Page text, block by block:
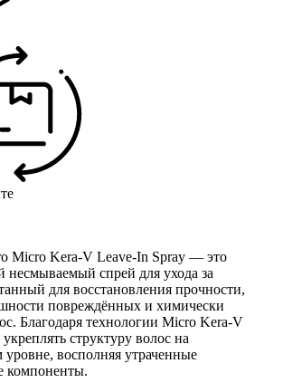
Micro Kera-V Leave-In Spray — это
несмываемый спрей для ухода за
для восстановления прочности,
повреждённых и химически
Благодаря технологии Micro Kera-V
структуру волос на
восполняя утраченные
компоненты.